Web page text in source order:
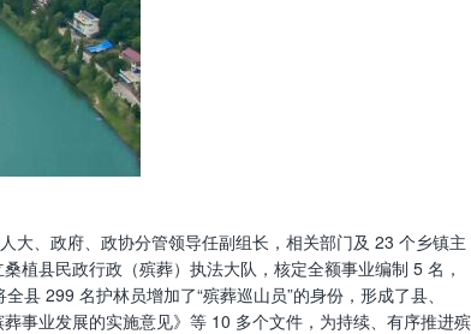
大、政府、政协分管领导任副组长，相关部门及 23 个乡镇主
植县民政行政（殡葬）执法大队，核定全额事业编制 5 名，
299 名护林员增加了“殡葬巡山员”的身份，形成了县、
事业发展的实施意见》等 10 多个文件，为持续、有序推进殡